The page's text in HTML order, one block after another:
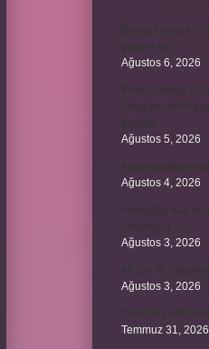
Ağustos 6, 2026
Ağustos 5, 2026
Ağustos 4, 2026
Ağustos 3, 2026
Ağustos 3, 2026
Temmuz 31, 2026